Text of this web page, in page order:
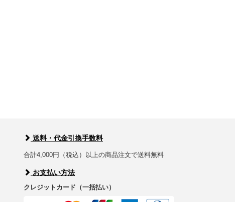
送料・代金引換手数料
合計4,000円（税込）以上の商品注文で送料無料
お支払い方法
クレジットカード（一括払い）